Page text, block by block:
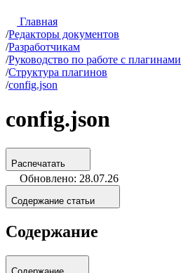
Главная
/Редакторы документов
/Разработчикам
/Руководство по работе с плагинами
/Структура плагинов
/config.json
config.json
Распечатать
Обновлено: 28.07.26
Содержание статьи
Содержание